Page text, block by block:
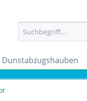
Dunstabzugshauben